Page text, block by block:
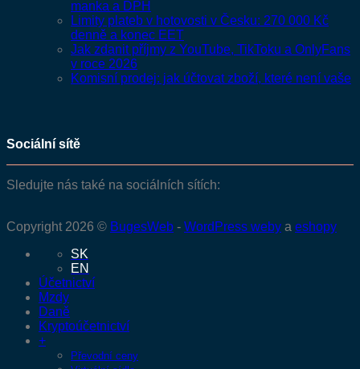
manka a DPH
Limity plateb v hotovosti v Česku: 270 000 Kč
denně a konec EET
Jak zdanit příjmy z YouTube, TikToku a OnlyFans
v roce 2026
Komisní prodej: jak účtovat zboží, které není vaše
Sociální sítě
Sledujte nás také na sociálních sítích:
Copyright 2026 © BugesWeb - WordPress weby a eshopy
SK
EN
Účetnictví
Mzdy
Daně
Kryptoúčetnictví
+
Převodní ceny